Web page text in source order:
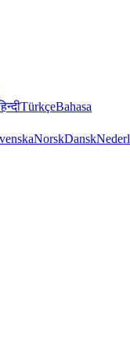
TürkçeBahasa
NorskDansk